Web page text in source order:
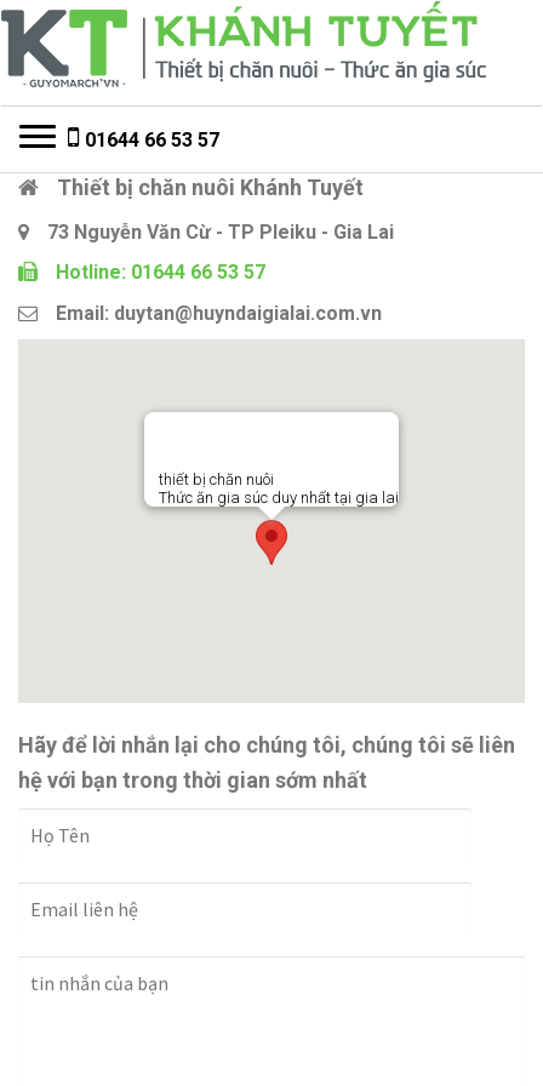
Đi
đến
Điều
hướng
Chuyển
đến
nội
dung
01644 66 53 57
Thiết bị chăn nuôi Khánh Tuyết
73 Nguyễn Văn Cừ - TP Pleiku - Gia Lai
Hotline: 01644 66 53 57
Email: duytan@huyndaigialai.com.vn
thiết bị chăn nuôi
Thức ăn gia súc duy nhất tại gia lai
Hãy để lời nhắn lại cho chúng tôi, chúng tôi sẽ liên
hệ với bạn trong thời gian sớm nhất